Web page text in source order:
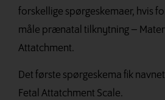
forskellige spørgeskemaer, hvis
måle prænatal tilknytning –
Attatchment.
Det første spørgeskema fik
Fetal Attatchment Scale.